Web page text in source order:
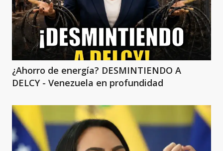
¿Ahorro de energía? DESMINTIENDO A
DELCY - Venezuela en profundidad